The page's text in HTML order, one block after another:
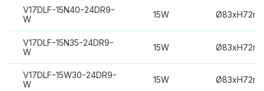
V17DLF-15N40-24DR9-
W
15W
V17DLF-15N35-24DR9-
W
15W
V17DLF-15W30-24DR9-
W
15W